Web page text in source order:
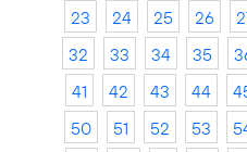
23
24 25 26
32
33 34 35
41
42 43 44
50
51 52 53